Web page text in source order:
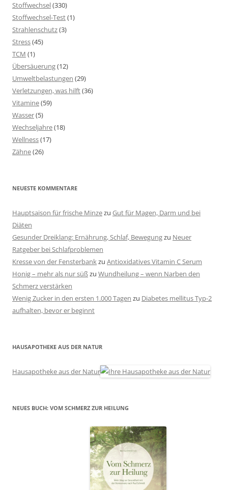
Stoffwechsel(330)
Stoffwechsel-Test(1)
Strahlenschutz(3)
Stress(45)
TCM (1)
Übersäuerung(12)
Umweltbelastungen (29)
Verletzungen, was hilft(36)
Vitamine(59)
Wasser(5)
Wechseljahre(18)
Wellness(17)
Zähne(26)
NEUESTE KOMMENTARE
Hauptsaison für frische Minzezu Gut für Magen, Darm und bei
Diäten
Gesunder Dreiklang: Ernährung, Schlaf, Bewegungzu Neuer
Ratgeber bei Schlafproblemen
Kresse von der Fensterbankzu Antioxidatives Vitamin C Serum
Honig – mehr als nur süßzu Wundheilung – wenn Narben den
Schmerz verstärken
Wenig Zucker in den ersten 1.000 Tagen zu Diabetes mellitus Typ-2
aufhalten, bevor er beginnt
HAUSAPOTHEKE AUS DER NATUR
Hausapotheke aus der Natur
NEUES BUCH: VOM SCHMERZ ZUR HEILUNG